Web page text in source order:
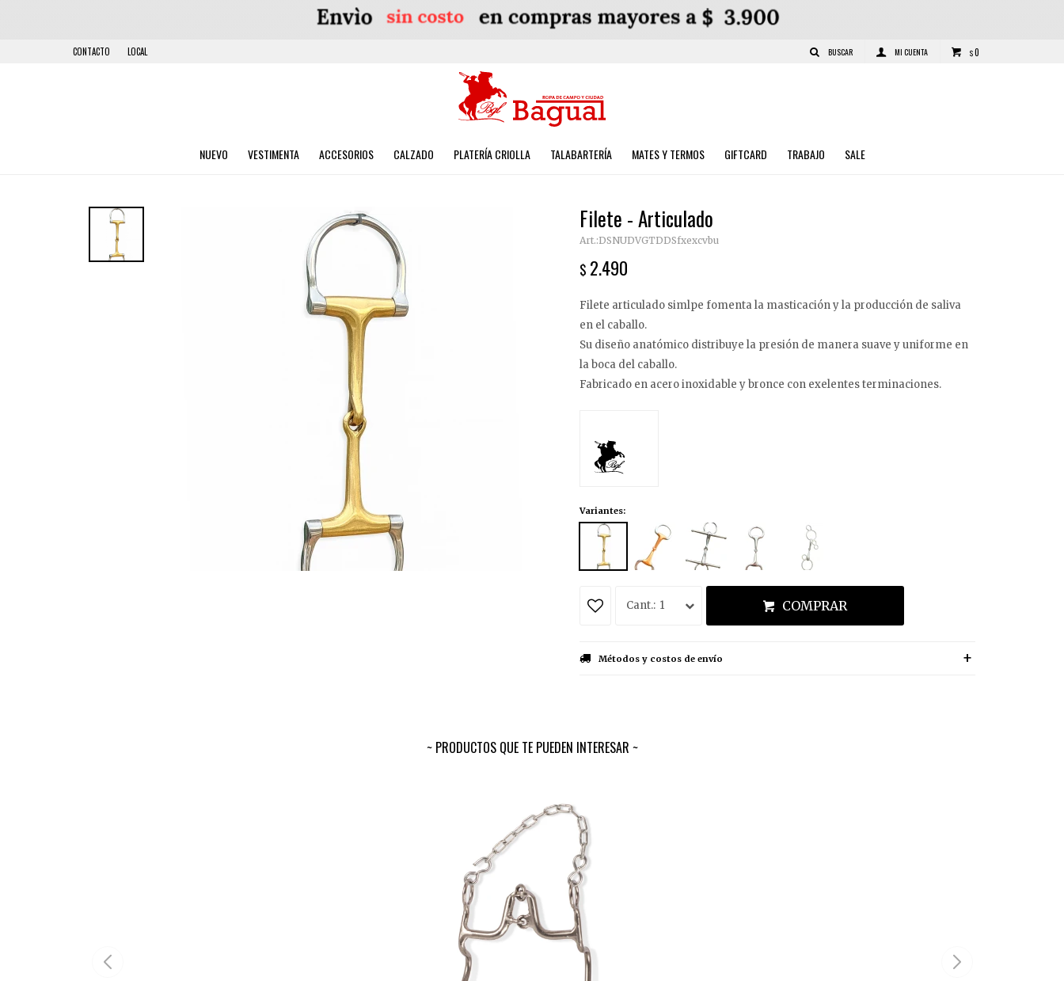
NUEVO VESTIMENTA ACCESORIOS CALZADO PLATERÍA CRIOLLA TALABARTERÍA MATES Y TERMOS GIFTCARD TRABAJO SALE
$0
CONTACTO LOCAL
Filete - Articulado
DSNUDVGTDDSfxexcvbu
$ 2.490
Filete articulado simlpe fomenta la masticación y la producción de saliva
en el caballo.
Su diseño anatómico distribuye la presión de manera suave y uniforme en
la boca del caballo.
Fabricado en acero inoxidable y bronce con exelentes terminaciones.
Variantes:
1 COMPRAR
Métodos y costos de envío
PRODUCTOS QUE TE PUEDEN INTERESAR